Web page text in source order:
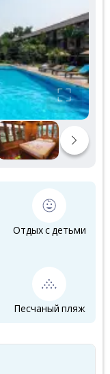
Отдых с детьми
Песчаный пляж